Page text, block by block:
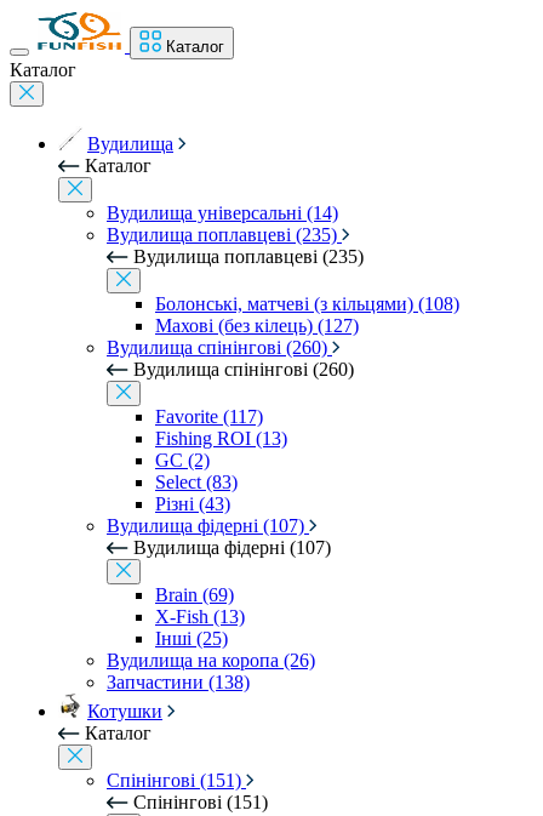
Каталог
Каталог
Вудилища
Каталог
Вудилища універсальні (14)
Вудилища поплавцеві (235)
Вудилища поплавцеві (235)
Болонські, матчеві (з кільцями) (108)
Махові (без кілець) (127)
Вудилища спінінгові (260)
Вудилища спінінгові (260)
Favorite (117)
Fishing ROI (13)
GC (2)
Select (83)
Різні (43)
Вудилища фідерні (107)
Вудилища фідерні (107)
Brain (69)
X-Fish (13)
Інші (25)
Вудилища на коропа (26)
Запчастини (138)
Котушки
Каталог
Спінінгові (151)
Спінінгові (151)